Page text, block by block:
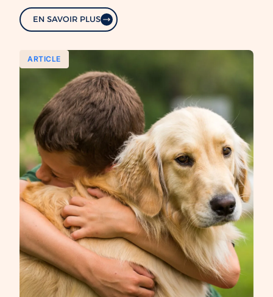
EN SAVOIR PLUS
ARTICLE